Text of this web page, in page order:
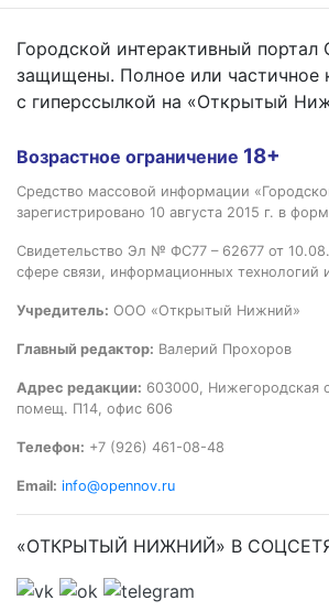
Городской интерактивный
защищены. Полное или частичное
с гиперссылкой на «Открытый
Возрастное ограничение 18+
Средство массовой информации
зарегистрировано 10 августа 2015 г. в
Свидетельство Эл № ФС77 – 62677 от
сфере связи, информационных
Учредитель: ООО «Открытый Нижний»
Главный редактор: Валерий Прохоров
Адрес редакции: 603000, Нижегородская
помещ. П14, офис 606
Телефон: +7 (926) 461-08-48
Email: info@opennov.ru
«ОТКРЫТЫЙ НИЖНИЙ» В